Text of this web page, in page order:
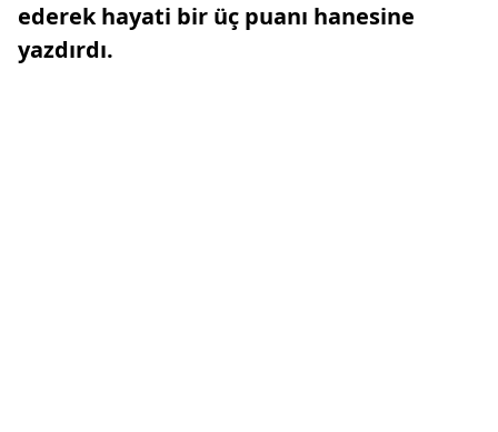
ederek hayati bir üç puanı hanesine
yazdırdı.